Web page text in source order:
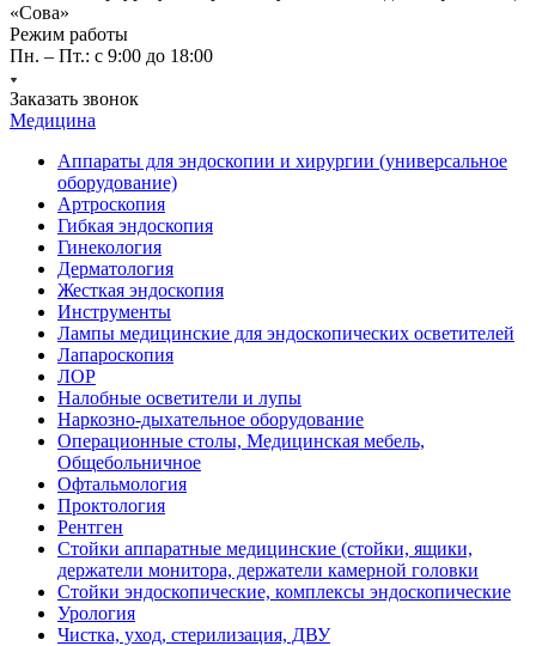
«Сова»
Режим работы
Пн. – Пт.: с 9:00 до 18:00
Заказать звонок
Медицина
Аппараты для эндоскопии и хирургии (универсальное
оборудование)
Артроскопия
Гибкая эндоскопия
Гинекология
Дерматология
Жесткая эндоскопия
Инструменты
Лампы медицинские для эндоскопических осветителей
Лапароскопия
ЛОР
Налобные осветители и лупы
Наркозно-дыхательное оборудование
Операционные столы, Медицинская мебель,
Общебольничное
Офтальмология
Проктология
Рентген
Стойки аппаратные медицинские (стойки, ящики,
держатели монитора, держатели камерной головки
Стойки эндоскопические, комплексы эндоскопические
Урология
Чистка, уход, стерилизация, ДВУ